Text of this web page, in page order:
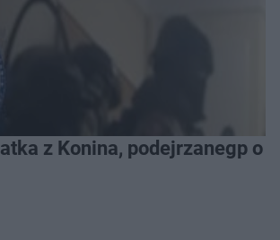
z Konina, podejrzanegp o